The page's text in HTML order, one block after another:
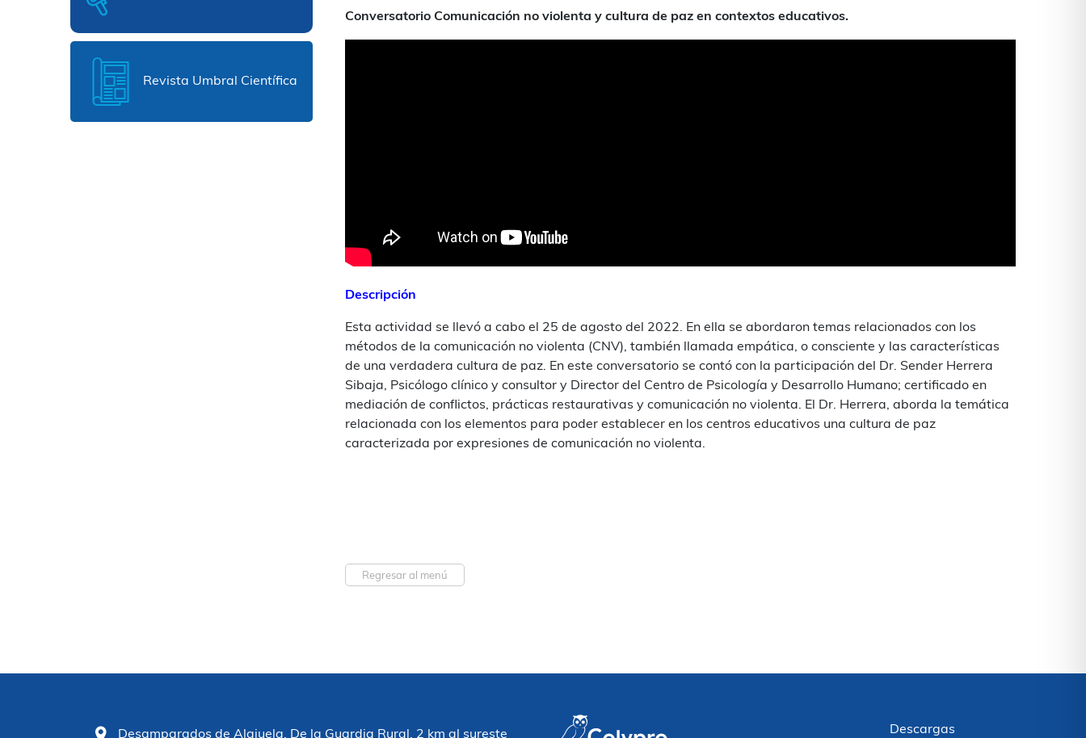
Revista Umbral Científica
Conversatorio Comunicación no violenta y cultura de paz en contextos educativos.
Descripción
Esta actividad se llevó a cabo el 25 de agosto del 2022. En ella se abordaron temas relacionados con los
métodos de la comunicación no violenta (CNV), también llamada empática, o consciente y las características
de una verdadera cultura de paz. En este conversatorio se contó con la participación del Dr. Sender Herrera
Sibaja, Psicólogo clínico y consultor y Director del Centro de Psicología y Desarrollo Humano; certificado en
mediación de conflictos, prácticas restaurativas y comunicación no violenta. El Dr. Herrera, aborda la temática
relacionada con los elementos para poder establecer en los centros educativos una cultura de paz
caracterizada por expresiones de comunicación no violenta.
Regresar al menú
Desamparados de Alajuela. De la Guardia Rural, 2 km al sureste Descargas